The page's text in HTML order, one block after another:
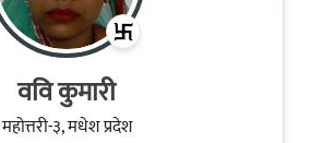
ववि कुमारी
महोत्तरी-३, मधेश प्रदेश